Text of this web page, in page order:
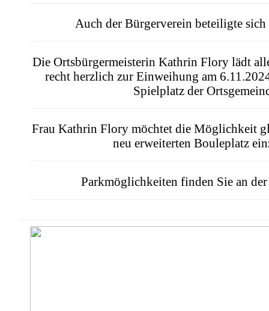
Auch der Bürgerverein beteiligte sich
Die Ortsbürgermeisterin Kathrin Flory lädt
recht herzlich zur Einweihung am
Spielplatz der
Frau Kathrin Flory möchtet die Möglichkeit
neu erweiterten Bouleplatz
Parkmöglichkeiten finden Sie an